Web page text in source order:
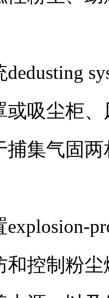
尘柜、
捕集气固
制粉尘